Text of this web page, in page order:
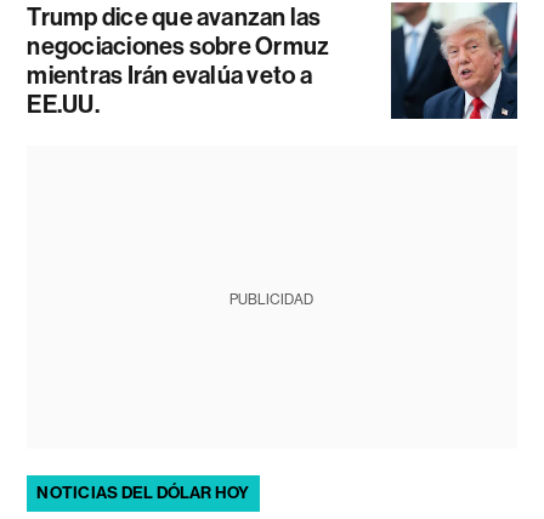
Trump dice que avanzan las
negociaciones sobre Ormuz
mientras Irán evalúa veto a
EE.UU.
PUBLICIDAD
NOTICIAS DEL DÓLAR HOY